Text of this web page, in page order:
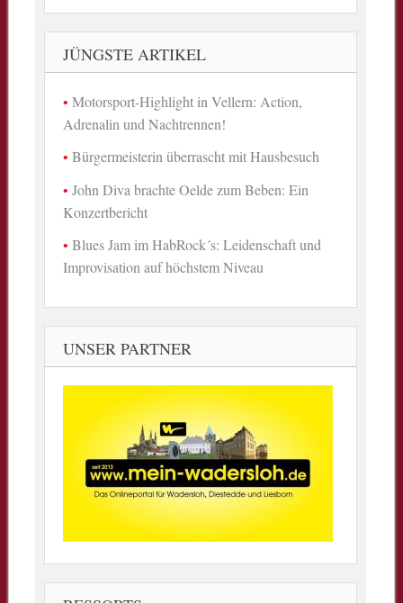
JÜNGSTE ARTIKEL
Motorsport-Highlight in Vellern: Action,
Adrenalin und Nachtrennen!
Bürgermeisterin überrascht mit Hausbesuch
John Diva brachte Oelde zum Beben: Ein
Konzertbericht
Blues Jam im HabRock´s: Leidenschaft und
Improvisation auf höchstem Niveau
UNSER PARTNER